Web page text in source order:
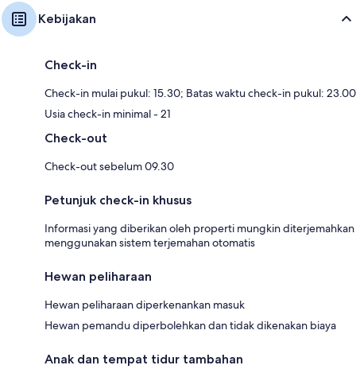
Kebijakan
Check-in
Check-in mulai pukul: 15.30; Batas waktu check-in pukul: 23.00
Usia check-in minimal - 21
Check-out
Check-out sebelum 09.30
Petunjuk check-in khusus
Informasi yang diberikan oleh properti mungkin diterjemahkan
menggunakan sistem terjemahan otomatis
Hewan peliharaan
Hewan peliharaan diperkenankan masuk
Hewan pemandu diperbolehkan dan tidak dikenakan biaya
Anak dan tempat tidur tambahan